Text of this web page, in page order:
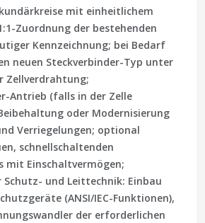
mit einheitlichem
Zuordnung der bestehenden
Kennzeichnung; bei Bedarf
neuen Steckverbinder-Typ unter
Zellverdrahtung;
Antrieb (falls in der Zelle
oder Modernisierung
Verriegelungen; optional
schnellschaltenden
mit Einschaltvermögen;
und Leittechnik: Einbau
(ANSI/IEC-Funktionen),
der erforderlichen